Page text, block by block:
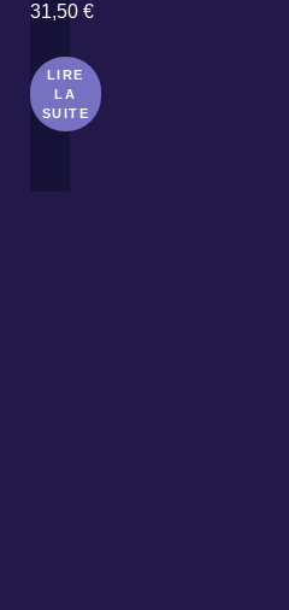
31,50 €
LIRE
LA
SUITE